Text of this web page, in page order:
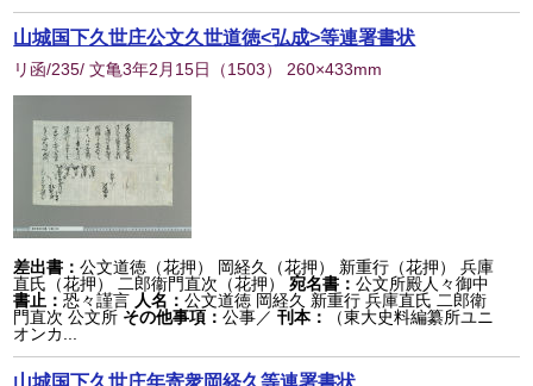
山城国下久世庄公文久世道徳<弘成>等連署書状
リ函/235/ 文亀3年2月15日 （1503） 260×433mm
差出書：公文道徳（花押） 岡経久（花押） 新重行（花押） 兵庫
直氏（花押） 二郎衞門直次（花押）
宛名書：公文所殿人々御中
書止：恐々謹言 人名：公文道徳 岡経久 新重行 兵庫直氏 二郎衛
門直次 公文所 その他事項：公事／ 刊本：
（東大史料編纂所ユニ
オンカ...
山城国下久世庄年寄衆岡経久等連署書状